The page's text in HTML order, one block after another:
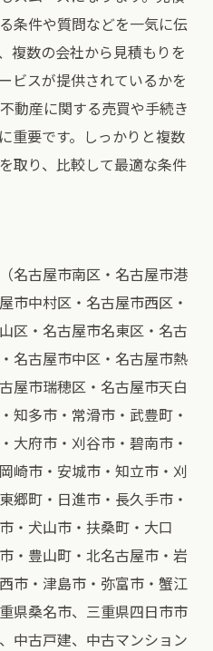
条件や質問などを一気に伝
複数の会社から見積もりを
ビスが提供されているかを
動産に関する売買や手続き
重要です。しっかりと複数
取り、比較して最適な条件
名古屋市南区・名古屋市港
市中村区・名古屋市西区・
区・名古屋市名東区・名古
名古屋市中区・名古屋市熱
屋市瑞穂区・名古屋市天白
知多市・常滑市・武豊町・
大府市・刈谷市・碧南市・
崎市・安城市・知立市・刈
郷町・日進市・長久手市・
・犬山市・扶桑町・大口
・豊山町・北名古屋市・岩
市・津島市・弥富市・蟹江
県桑名市、三重県四日市市
中古戸建、中古マンション